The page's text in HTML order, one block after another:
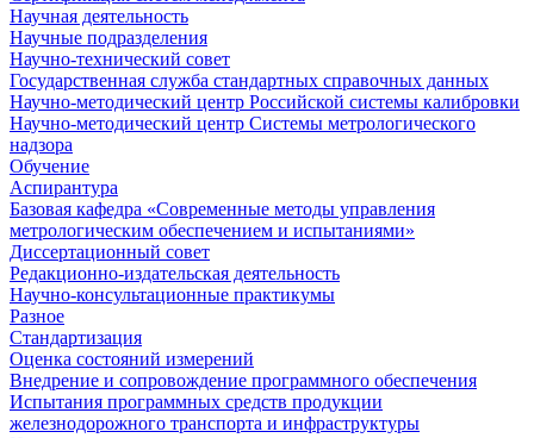
Научная деятельность
Научные подразделения
Научно-технический совет
Государственная служба стандартных справочных данных
Научно-методический центр Российской системы калибровки
Научно-методический центр Системы метрологического
надзора
Обучение
Аспирантура
Базовая кафедра «Современные методы управления
метрологическим обеспечением и испытаниями»
Диссертационный совет
Редакционно-издательская деятельность
Научно-консультационные практикумы
Разное
Стандартизация
Оценка состояний измерений
Внедрение и сопровождение программного обеспечения
Испытания программных средств продукции
железнодорожного транспорта и инфраструктуры